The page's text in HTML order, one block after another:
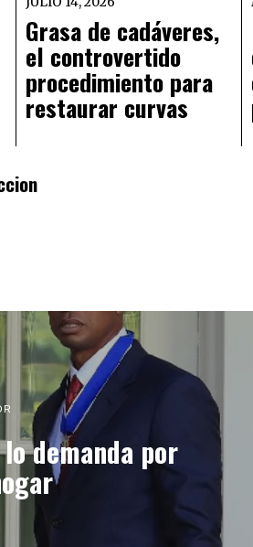
Grasa de cadáveres,
el controvertido
procedimiento para
restaurar curvas
demanda por